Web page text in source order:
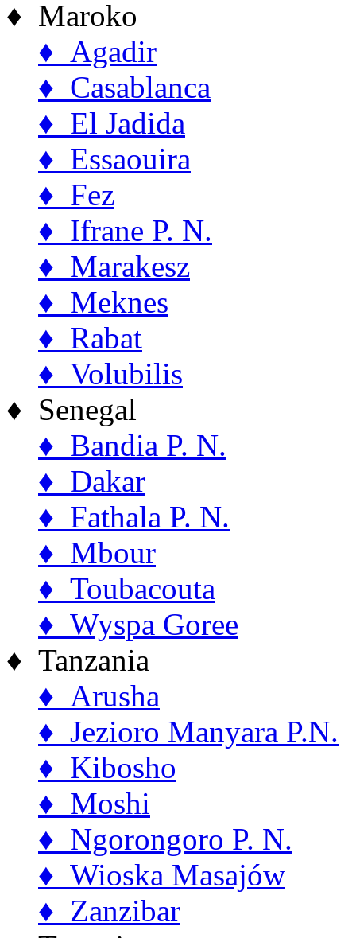
♦ Maroko
♦ Agadir
♦ Casablanca
♦ El Jadida
♦ Essaouira
♦ Fez
♦ Ifrane P. N.
♦ Marakesz
♦ Meknes
♦ Rabat
♦ Volubilis
♦ Senegal
♦ Bandia P. N.
♦ Dakar
♦ Fathala P. N.
♦ Mbour
♦ Toubacouta
♦ Wyspa Goree
♦ Tanzania
♦ Arusha
♦ Jezioro Manyara P.N.
♦ Kibosho
♦ Moshi
♦ Ngorongoro P. N.
♦ Wioska Masajów
♦ Zanzibar